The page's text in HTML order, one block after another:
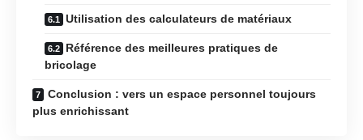
Utilisation des calculateurs de matériaux
Référence des meilleures pratiques de
bricolage
Conclusion : vers un espace personnel toujours
plus enrichissant